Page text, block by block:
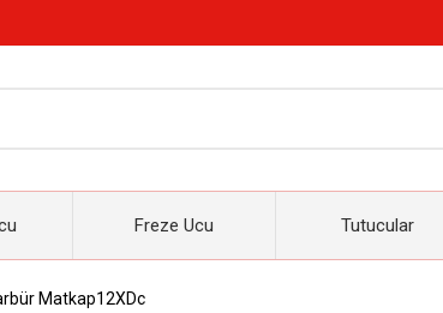
Freze Ucu Tutucular
Matkap12XDc